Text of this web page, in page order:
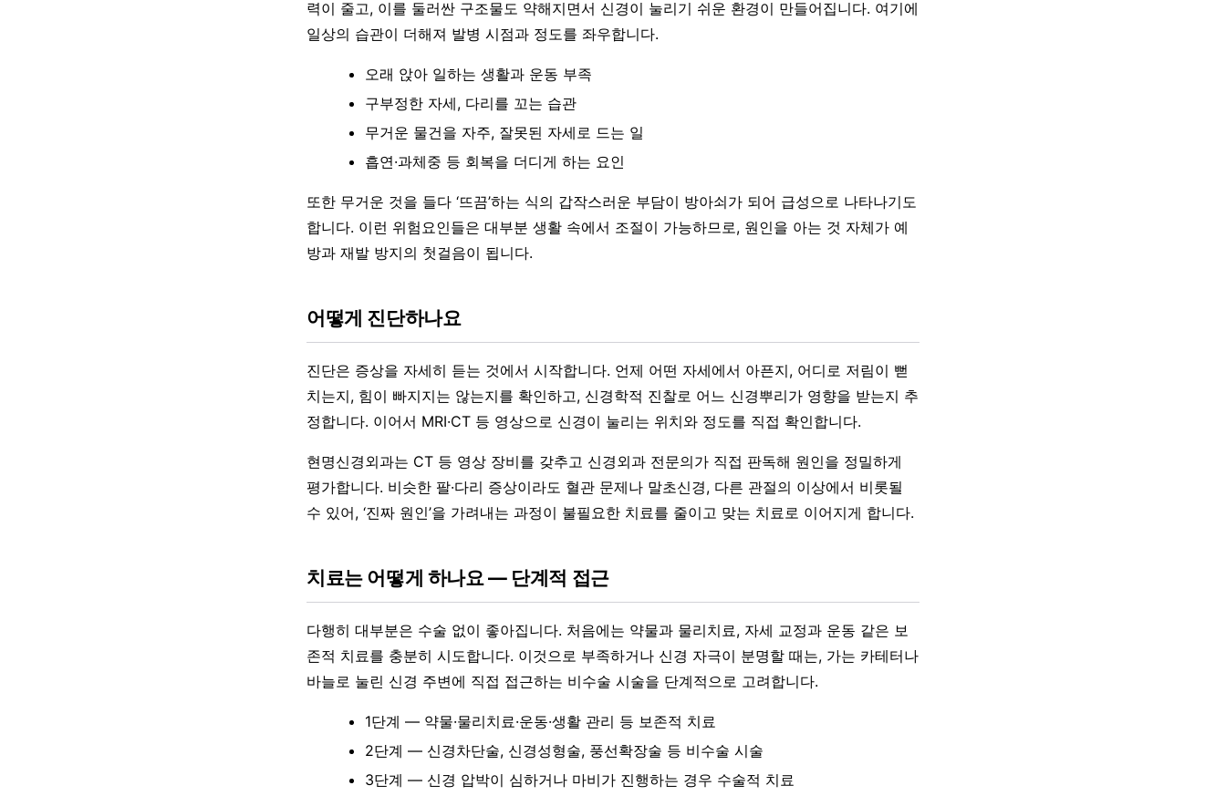
력이 줄고, 이를 둘러싼 구조물도 약해지면서 신경이 눌리기 쉬운 환경이 만들어집니다. 여기에
일상의 습관이 더해져 발병 시점과 정도를 좌우합니다.
오래 앉아 일하는 생활과 운동 부족
구부정한 자세, 다리를 꼬는 습관
무거운 물건을 자주, 잘못된 자세로 드는 일
흡연·과체중 등 회복을 더디게 하는 요인
또한 무거운 것을 들다 ‘뜨끔’하는 식의 갑작스러운 부담이 방아쇠가 되어 급성으로 나타나기도
합니다. 이런 위험요인들은 대부분 생활 속에서 조절이 가능하므로, 원인을 아는 것 자체가 예
방과 재발 방지의 첫걸음이 됩니다.
어떻게 진단하나요
진단은 증상을 자세히 듣는 것에서 시작합니다. 언제 어떤 자세에서 아픈지, 어디로 저림이 뻗
치는지, 힘이 빠지지는 않는지를 확인하고, 신경학적 진찰로 어느 신경뿌리가 영향을 받는지 추
정합니다. 이어서 MRI·CT 등 영상으로 신경이 눌리는 위치와 정도를 직접 확인합니다.
현명신경외과는 CT 등 영상 장비를 갖추고 신경외과 전문의가 직접 판독해 원인을 정밀하게
평가합니다. 비슷한 팔·다리 증상이라도 혈관 문제나 말초신경, 다른 관절의 이상에서 비롯될
수 있어, ‘진짜 원인’을 가려내는 과정이 불필요한 치료를 줄이고 맞는 치료로 이어지게 합니다.
치료는 어떻게 하나요 — 단계적 접근
다행히 대부분은 수술 없이 좋아집니다. 처음에는 약물과 물리치료, 자세 교정과 운동 같은 보
존적 치료를 충분히 시도합니다. 이것으로 부족하거나 신경 자극이 분명할 때는, 가는 카테터나
바늘로 눌린 신경 주변에 직접 접근하는 비수술 시술을 단계적으로 고려합니다.
1단계 — 약물·물리치료·운동·생활 관리 등 보존적 치료
2단계 — 신경차단술, 신경성형술, 풍선확장술 등 비수술 시술
3단계 — 신경 압박이 심하거나 마비가 진행하는 경우 수술적 치료